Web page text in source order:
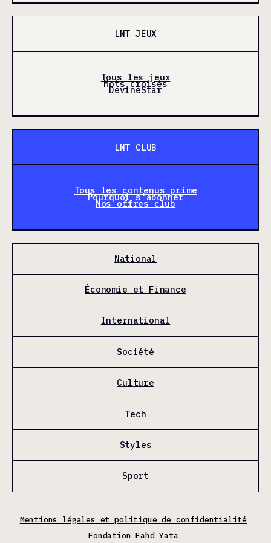
LNT JEUX
Tous les jeux
Mots croisés
DevineStar
LNT CLUB
Tous les contenus prime
Pourquoi s'abonner
Nos offres club
National
Économie et Finance
International
Société
Culture
Tech
Styles
Sport
Mentions légales et politique de confidentialité
Fondation Fahd Yata